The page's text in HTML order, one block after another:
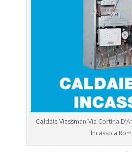
Caldaie Viessman Via Cortina
Incasso a